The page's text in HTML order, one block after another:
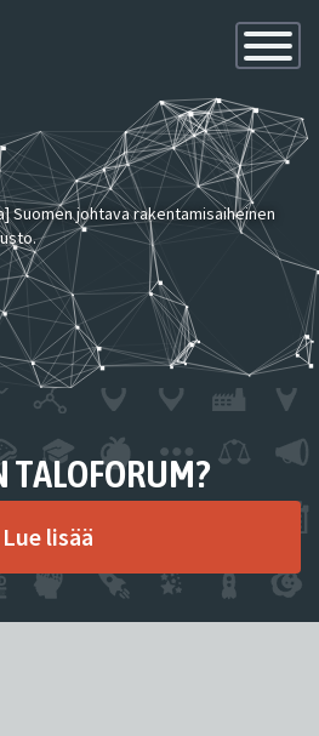
Toggle
Suomen johtava rakentamisaiheinen
TALOFORUM?
Lue lisää